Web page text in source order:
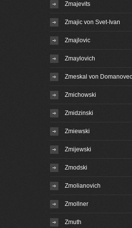
Zmajevits
Zmajic von Svet-Ivan
Zmajlovic
Zmaylovich
Zmeskal von
Zmichowski
Zmidzinski
Zmiewski
Zmijewski
Zmodski
Zmolianovich
Zmollner
Zmuth